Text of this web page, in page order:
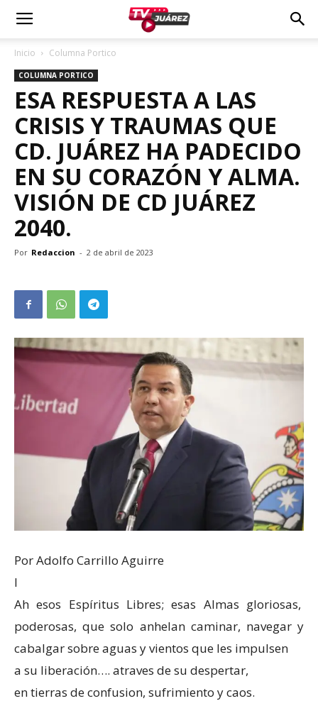
Inicio Columna Portico
COLUMNA PORTICO
ESA RESPUESTA A LAS
CRISIS Y TRAUMAS QUE
CD. JUÁREZ HA PADECIDO
EN SU CORAZÓN Y ALMA.
VISIÓN DE CD JUÁREZ
2040.
Por Redaccion - 2 de abril de 2023
Por Adolfo Carrillo Aguirre
I
Ah esos Espíritus Libres; esas Almas gloriosas,
poderosas, que solo anhelan caminar, navegar y
cabalgar sobre aguas y vientos que les impulsen
a su liberación…. atraves de su despertar,
en tierras de confusion, sufrimiento y caos.